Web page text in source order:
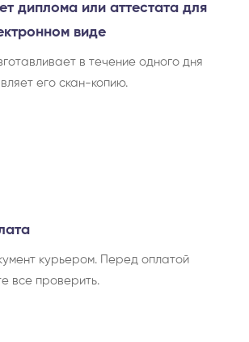
диплома или аттестата для
виде
в течение одного дня
его скан-копию.
курьером. Перед оплатой
все проверить.